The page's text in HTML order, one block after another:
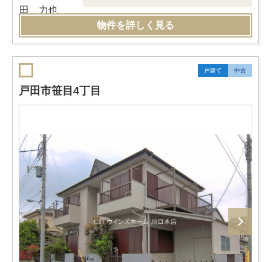
物件を詳しく見る
戸建て 中古
戸田市笹目4丁目